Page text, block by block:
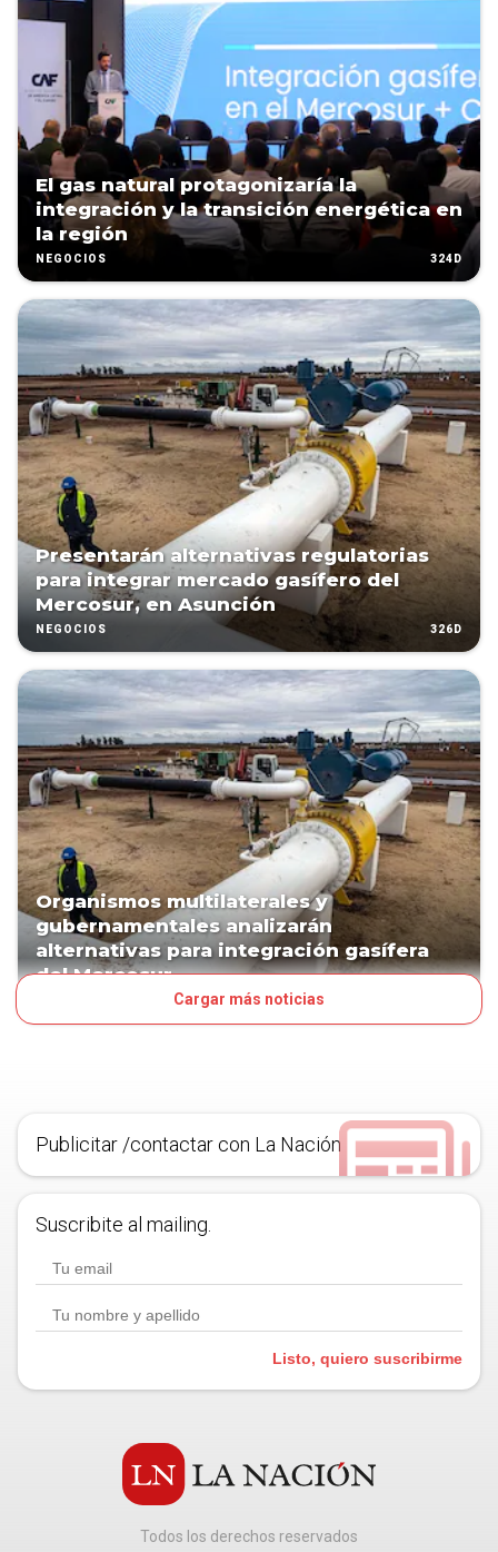
El gas natural protagonizaría la
integración y la transición energética en
la región
NEGOCIOS 324D
Presentarán alternativas regulatorias
para integrar mercado gasífero del
Mercosur, en Asunción
NEGOCIOS 326D
Organismos multilaterales y
gubernamentales analizarán
alternativas para integración gasífera
del Mercosur
Cargar más noticias
Publicitar /contactar con La Nación
Suscribite al mailing.
Listo, quiero suscribirme
Todos los derechos reservados